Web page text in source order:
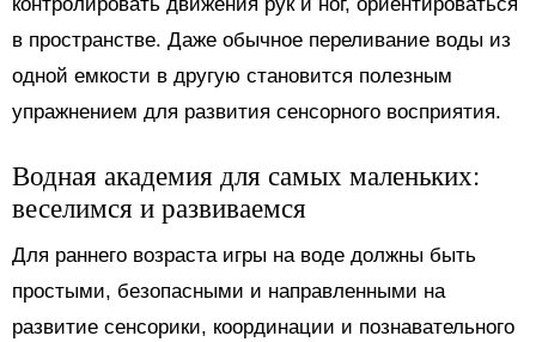
в пространстве. Даже обычное переливание воды из
одной емкости в другую становится полезным
упражнением для развития сенсорного восприятия.
Водная академия для самых маленьких:
веселимся и развиваемся
Для раннего возраста игры на воде должны быть
простыми, безопасными и направленными на
развитие сенсорики, координации и познавательного